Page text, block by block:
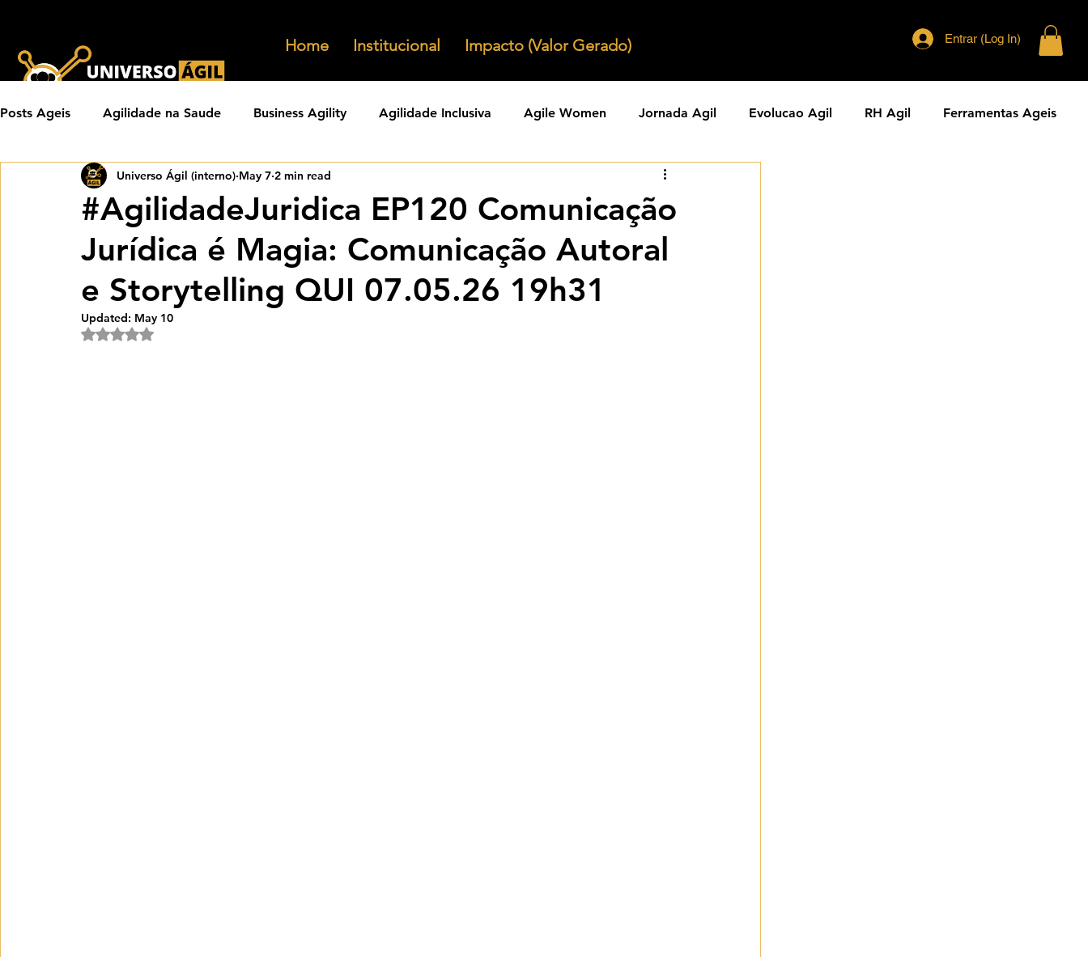
Home Institucional Impacto (Valor Gerado) Entrar (Log In)
Posts Ageis Agilidade na Saude Business Agility Agilidade Inclusiva Agile Women Jornada Agil Evolucao Agil RH Agil Ferramentas Ageis
Carreiras Ageis Agilidade em Produtos Organizacoes Ageis Jornal Agil
Eventos Ageis Agilidade Em Escala Learning Agility Comunidades Ageis Gestao Agil
Transformacao Agil
#AgilidadeJuridica EP120 Comunicação
Jurídica é Magia: Comunicação Autoral
e Storytelling QUI 07.05.26 19h31
Universo Ágil (interno) May 7 2 min read
Updated: May 10
Rated NaN out of 5 stars.